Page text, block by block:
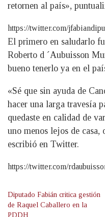
retornen al país»,
https://twitter.com/
El primero en saludarlo
Roberto d ´Aubuisson
bueno tenerlo ya en el
«Sé que sin ayuda de
hacer una larga travesía
quedaste en calidad de
uno menos lejos de casa,
escribió en Twitter.
https://twitter.com/
Diputado Fabián critica gestión
de Raquel Caballero en la
PDDH